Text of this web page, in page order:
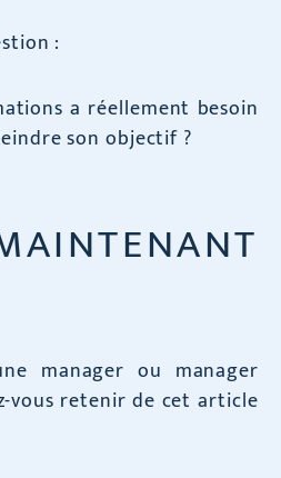
:
a réellement besoin
son objectif ?
manager ou manager
vous retenir de cet article